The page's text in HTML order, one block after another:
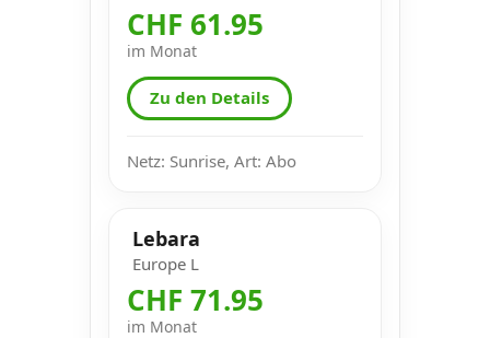
CHF 61.95
im Monat
Zu den Details
Netz: Sunrise, Art: Abo
Lebara
Europe L
CHF 71.95
im Monat